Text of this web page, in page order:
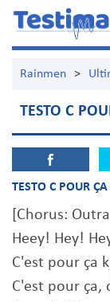
Rainmen >
TESTO C
TESTO C POUR
[Chorus:
Heey! Hey!
C'est pour ça
C'est pour ça,